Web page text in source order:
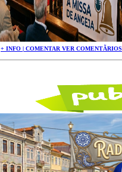
+ INFO | COMENTAR VER COMENTÃRIOS